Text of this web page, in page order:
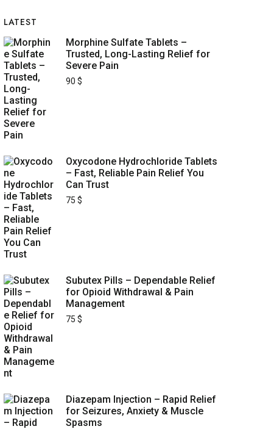
LATEST
Morphine Sulfate Tablets –
Trusted, Long-Lasting Relief for
Severe Pain
90 $
Oxycodone Hydrochloride Tablets
– Fast, Reliable Pain Relief You
Can Trust
75 $
Subutex Pills – Dependable Relief
for Opioid Withdrawal & Pain
Management
75 $
Diazepam Injection – Rapid Relief
for Seizures, Anxiety & Muscle
Spasms